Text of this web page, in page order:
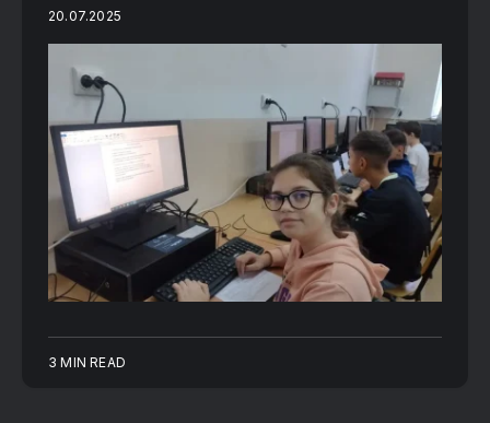
20.07.2025
3 MIN READ